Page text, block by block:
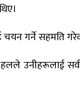
गर्ने सहमति
उनीहरूलाई